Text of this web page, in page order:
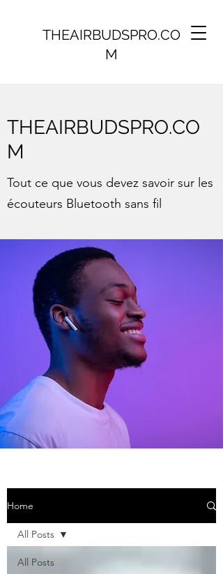
THEAIRBUDSPRO.CO
M
THEAIRBUDSPRO.CO
M
Tout ce que vous devez savoir sur les
écouteurs Bluetooth sans fil
Home
All Posts
All Posts